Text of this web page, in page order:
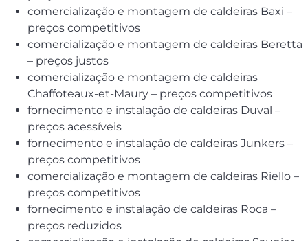
comercialização e montagem de caldeiras Baxi –
preços competitivos
comercialização e montagem de caldeiras Beretta
– preços justos
comercialização e montagem de caldeiras
Chaffoteaux-et-Maury – preços competitivos
fornecimento e instalação de caldeiras Duval –
preços acessíveis
fornecimento e instalação de caldeiras Junkers –
preços competitivos
comercialização e montagem de caldeiras Riello –
preços competitivos
fornecimento e instalação de caldeiras Roca –
preços reduzidos